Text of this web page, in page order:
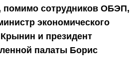
помимо сотрудников ОБЭП,
экономического
и президент
палаты Борис